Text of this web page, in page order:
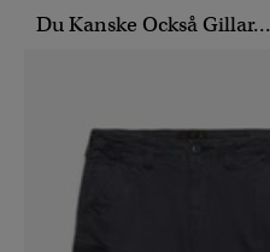
Du Kanske Också Gillar...